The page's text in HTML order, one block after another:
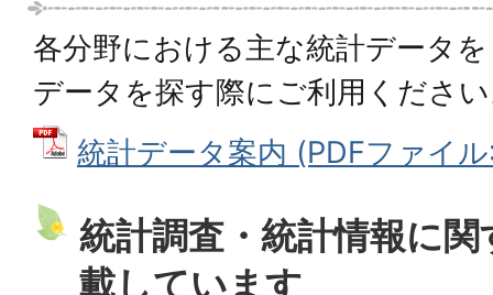
各分野における主な統計データ
データを探す際にご利用くださ
統計データ案内 (PDFファイ
統計調査・統計情報に
載しています